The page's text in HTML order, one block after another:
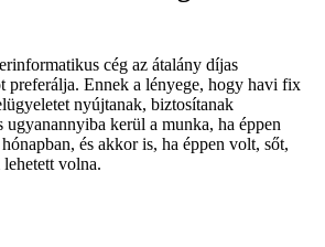
cég az átalány díjas
preferálja. Ennek a lényege, hogy havi fix
nyújtanak, biztosítanak
kerül a munka, ha éppen
és akkor is, ha éppen volt, sőt,
volna.